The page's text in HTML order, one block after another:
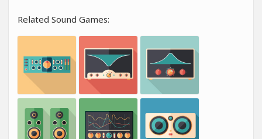
Related Sound Games: